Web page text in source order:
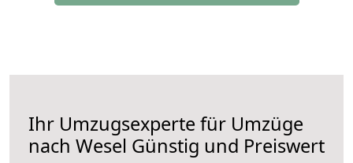
Ihr Umzugsexperte für Umzüge
nach Wesel Günstig und Preiswert